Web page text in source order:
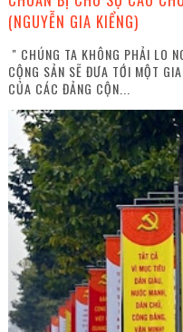
(NGUYỄN GIA KIỂNG)
" CHÚNG TA KHÔNG PHẢI LO
CỘNG SẢN SẼ ĐƯA TỚI MỘT
CỦA CÁC ĐẢNG CỘN...